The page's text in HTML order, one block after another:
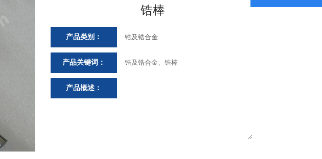
锆棒
产品类别： 锆及锆合金
产品关键词： 锆及锆合金、锆棒
产品概述：